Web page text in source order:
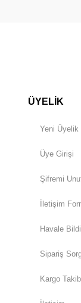
ÜYELİK
Yeni Üyelik
Üye Girişi
Şifremi
İletişim
Havale
Sipariş
Kargo